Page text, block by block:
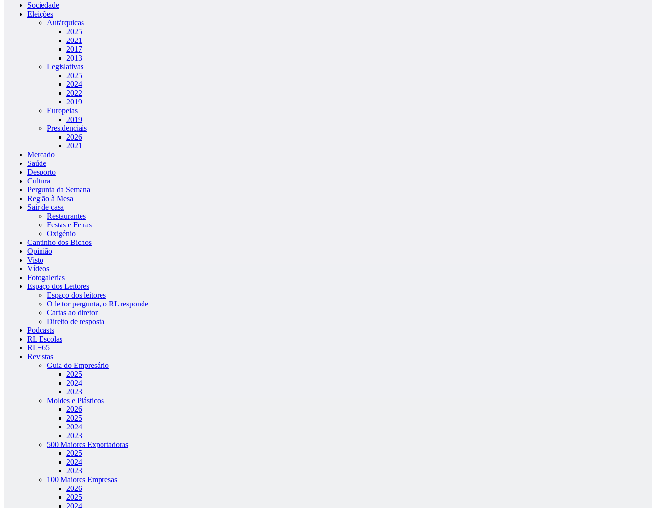
Sociedade
Eleições
Autárquicas
2025
2021
2017
2013
Legislativas
2025
2024
2022
2019
Europeias
2019
Presidenciais
2026
2021
Mercado
Saúde
Desporto
Cultura
Pergunta da Semana
Região à Mesa
Sair de casa
Restaurantes
Festas e Feiras
Oxigénio
Cantinho dos Bichos
Opinião
Visto
Vídeos
Fotogalerias
Espaço dos Leitores
Espaço dos leitores
O leitor pergunta, o RL responde
Cartas ao diretor
Direito de resposta
Podcasts
RL Escolas
RL+65
Revistas
Guia do Empresário
2025
2024
2023
Moldes e Plásticos
2026
2025
2024
2023
500 Maiores Exportadoras
2025
2024
2023
100 Maiores Empresas
2026
2025
2024